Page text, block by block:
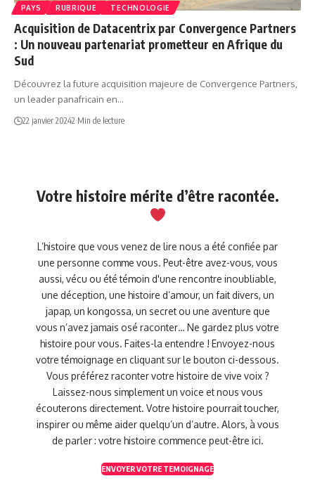
PAYS RUBRIQUE TECHNOLOGIE
Acquisition de Datacentrix par Convergence Partners
: Un nouveau partenariat prometteur en Afrique du
Sud
Découvrez la future acquisition majeure de Convergence Partners,
un leader panafricain en…
22 janvier 20242 Min de lecture
Votre histoire mérite d’être racontée.
L’histoire que vous venez de lire nous a été confiée par
une personne comme vous. Peut-être avez-vous, vous
aussi, vécu ou été témoin d'une rencontre inoubliable,
une déception, une histoire d’amour, un fait divers, un
japap, un kongossa, un secret ou une aventure que
vous n’avez jamais osé raconter… Ne gardez plus votre
histoire pour vous. Faites-la entendre ! Envoyez-nous
votre témoignage en cliquant sur le bouton ci-dessous.
Vous préférez raconter votre histoire de vive voix ?
Laissez-nous simplement un voice et nous vous
écouterons directement. Votre histoire pourrait toucher,
inspirer ou même aider quelqu’un d’autre. Alors, à vous
de parler : votre histoire commence peut-être ici.
ENVOYER VOTRE TEMOIGNAGE